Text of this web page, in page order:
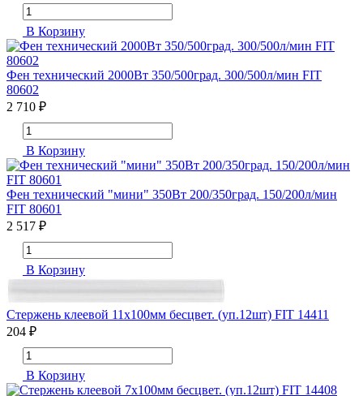
В Корзину
Фен технический 2000Вт 350/500град. 300/500л/мин FIT
80602
2 710 ₽
В Корзину
Фен технический "мини" 350Вт 200/350град. 150/200л/мин
FIT 80601
2 517 ₽
В Корзину
Стержень клеевой 11х100мм бесцвет. (уп.12шт) FIT 14411
204 ₽
В Корзину